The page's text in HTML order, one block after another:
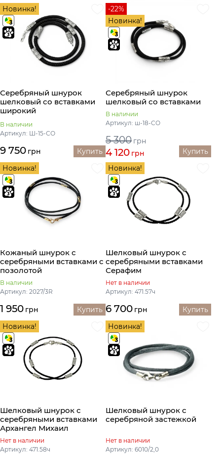
Новинка!
Серебряный шнурок
шелковый со вставками
широкий
В наличии
Артикул: Ш-15-СО
9 750 грн Купить
-22%
Новинка!
Серебряный шнурок
шелковый со вставками
В наличии
Артикул: ш-18-СО
5 300 грн
4 120 грн
Купить
Новинка!
Кожаный шнурок с
серебряными вставками с
позолотой
В наличии
Артикул: 2027/3R
1 950 грн Купить
Новинка!
Шелковый шнурок с
серебряными вставками
Серафим
Нет в наличии
Артикул: 471.57ч
6 700 грн
Купить
Новинка!
Шелковый шнурок с
серебряными вставками
Архангел Михаил
Нет в наличии
Артикул: 471.58ч
Новинка!
Шелковый шнурок с
серебряной застежкой
Нет в наличии
Артикул: 6010/2,0